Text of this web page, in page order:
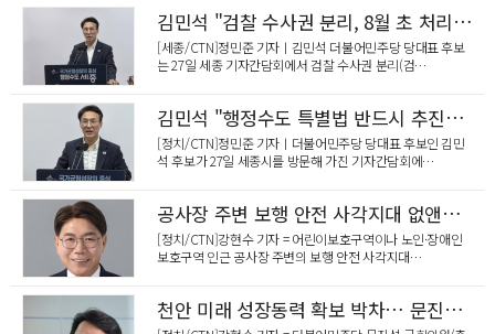
김민석 "검찰 수사권 분리, 8월 초 처리 가능"…'신뢰 잃은 검찰이 자초한 결과'
[세종/CTN]정민준 기자ㅣ김민석 더불어민주당 당대표 후보
는 27일 세종 기자간담회에서 검찰 수사권 분리(검…
김민석 "행정수도 특별법 반드시 추진"…세종서 로드맵 첫 공개
[정치/CTN]정민준 기자ㅣ더불어민주당 당대표 후보인 김민
석 후보가 27일 세종시를 방문해 가진 기자간담회에…
공사장 주변 보행 안전 사각지대 없앤다… 이재관 의원 대표발의 ‘보행안전법’ 국회 본회의 통과
[정치/CTN]강현수 기자 = 어린이보호구역이나 노인·장애인
보호구역 인근 공사장 주변의 보행 안전 사각지대…
천안 미래 성장동력 확보 박차… 문진석 의원, 기획예산처 차관 만나 현안 건의